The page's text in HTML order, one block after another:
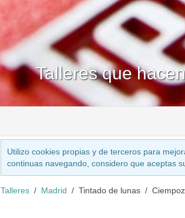
Talleres que
Utilizo cookies propias y de terceros para
continuas navegando, considero que aceptas
Talleres Madrid Tintado de lunas